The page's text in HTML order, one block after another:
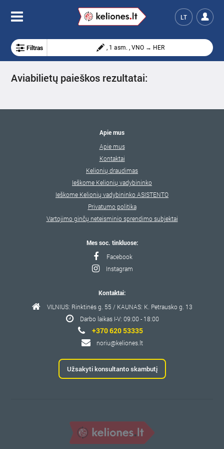
LT
Filtras , 1 asm. , VNO → HER
Aviabilietų paieškos rezultatai:
Apie mus
Apie mus
Kontaktai
Kelionių draudimas
Ieškome Kelionių vadybininko
Ieškome Kelionių vadybininko ASISTENTO
Privatumo politika
Vartojimo ginčų neteisminio sprendimo subjektai
Mes soc. tinkluose:
Facebook
Instagram
Kontaktai:
VILNIUS: Rinktinės g. 55 / KAUNAS: K. Petrausko g. 13
Darbo laikas I-V: 09:00 - 18:00
+370 620 53335
noriu@keliones.lt
Užsakyti konsultanto skambutį